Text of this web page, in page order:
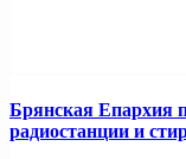
Брянская Епархия
радиостанции и